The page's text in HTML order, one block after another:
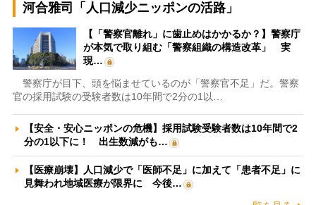
河合雅司「人口減少ニッポンの活路」
【「警察官離れ」に歯止めはかかるか？】警察庁
が本気で取り組む「警察組織の構造改革」 実
現…
警察庁が目下、頭を悩ませているのが「警察官不足」だ。警察
官の採用試験の受験者数は10年間で2分の1以…
【安全・安心ニッポンの危機】採用試験受験者数は10年間で2
分の1以下に！ 出生数減がも…
【医療崩壊】人口減少で「医師不足」に加えて「患者不足」に
見舞われ地域医療が限界に 今後…